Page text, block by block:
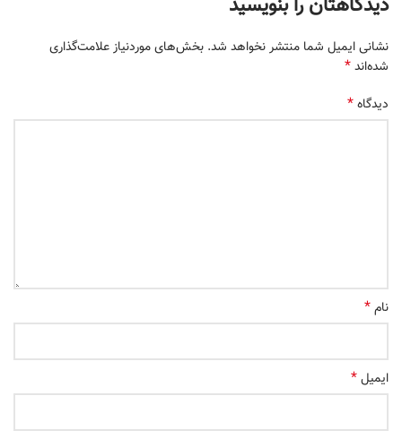
نشانی ایمیل شما منتشر نخواهد شد. بخش‌های موردنیاز علامت‌گذاری
شده‌اند*
دیدگاه*
نام*
ایمیل*